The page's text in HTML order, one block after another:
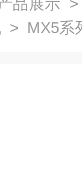
品展示
> MX5系